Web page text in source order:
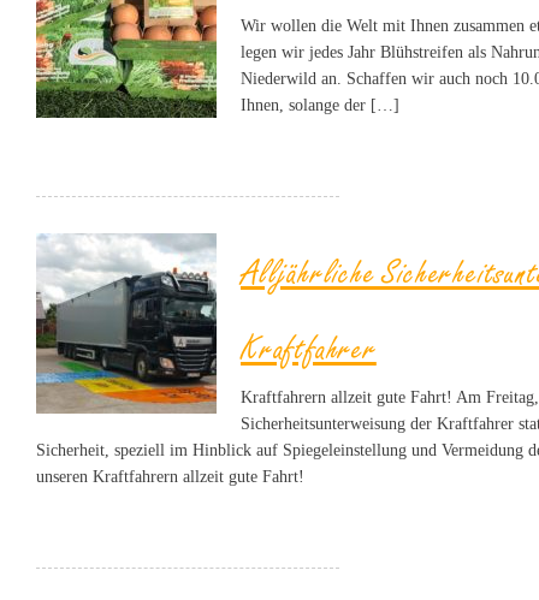
Wir wollen die Welt mit Ihnen zusammen
legen wir jedes Jahr Blühstreifen als
Niederwild an. Schaffen wir auch noch
Ihnen, solange der […]
Alljährliche
Kraftfahrer
Kraftfahrern allzeit gute Fahrt! Am
Sicherheitsunterweisung der Kraftfahrer
Sicherheit, speziell im Hinblick auf Spiegeleinstellung und Vermeidung
unseren Kraftfahrern allzeit gute Fahrt!